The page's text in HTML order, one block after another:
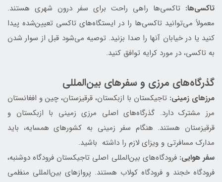
تاکسی‌ها: تاکسی‌ها راهی راحت برای سفر درون شهری هستند.
معمولاً می‌توانید تاکسی‌ها را در ایستگاه‌های تاکسی تعیین‌شده پیدا
کنید یا در خیابان آنها را صدا بزنید. توصیه می‌شود قبل از سوار شدن
به تاکسی، در مورد کرایه توافق کنید.
گذرگاه‌های مرزی و سفرهای بین‌المللی
مرزهای زمینی: تاجیکستان با ازبکستان، قرقیزستان، چین و افغانستان
مرز مشترک دارد. گذرگاه‌های اصلی مرزی زمینی با ازبکستان و
قرقیزستان هستند. هنگام سفر زمینی به کشورهای همسایه، باید
مدارک مسافرتی و ویزای لازم را داشته باشید.
سفر هوایی:فرودگاه‌های بین‌المللی اصلی تاجیکستان فرودگاه دوشنبه،
فرودگاه خجند و فرودگاه کولاب هستند. پروازهای بین‌المللی منظمی